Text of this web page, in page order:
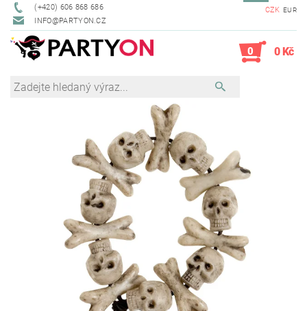
(+420) 606 868 686
INFO@PARTYON.CZ
CZK EUR
0 0 Kč